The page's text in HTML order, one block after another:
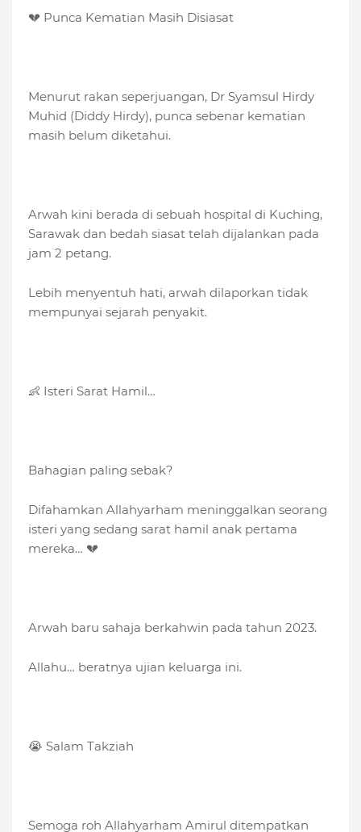
💔 Punca Kematian Masih Disiasat
Menurut rakan seperjuangan, Dr Syamsul Hirdy
Muhid (Diddy Hirdy), punca sebenar kematian
masih belum diketahui.
Arwah kini berada di sebuah hospital di Kuching,
Sarawak dan bedah siasat telah dijalankan pada
jam 2 petang.
Lebih menyentuh hati, arwah dilaporkan tidak
mempunyai sejarah penyakit.
👶 Isteri Sarat Hamil…
Bahagian paling sebak?
Difahamkan Allahyarham meninggalkan seorang
isteri yang sedang sarat hamil anak pertama
mereka… 💔
Arwah baru sahaja berkahwin pada tahun 2023.
Allahu… beratnya ujian keluarga ini.
😭 Salam Takziah
Semoga roh Allahyarham Amirul ditempatkan